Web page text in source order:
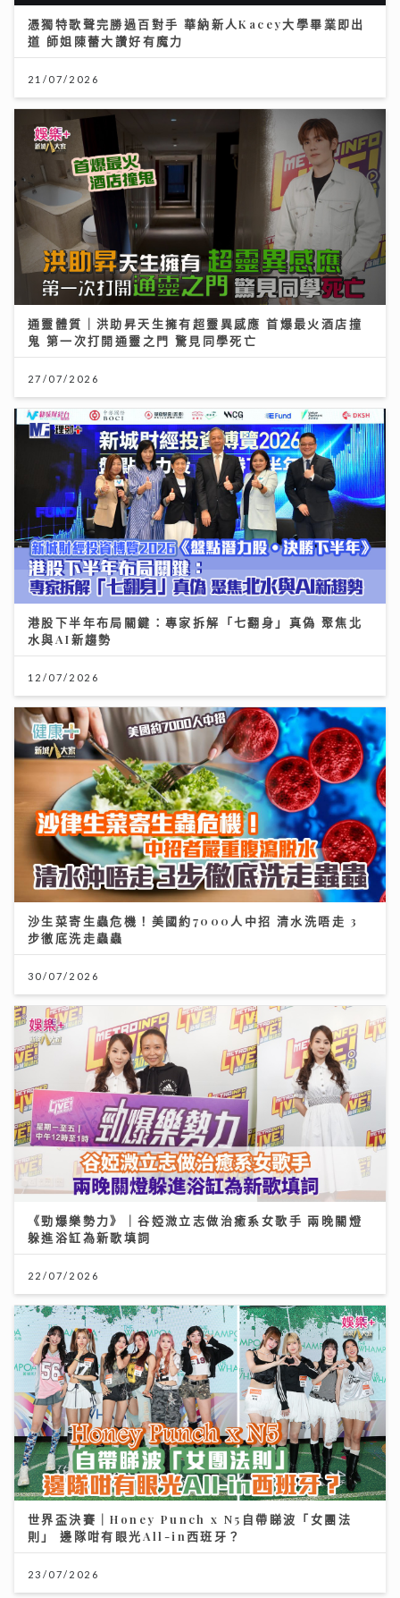
憑獨特歌聲完勝過百對手 華納新人Kacey大學畢業即出
道 師姐陳蕾大讚好有魔力
21/07/2026
通靈體質｜洪助昇天生擁有超靈異感應 首爆最火酒店撞
鬼 第一次打開通靈之門 驚見同學死亡
27/07/2026
港股下半年布局關鍵：專家拆解「七翻身」真偽 聚焦北
水與AI新趨勢
12/07/2026
沙生菜寄生蟲危機！美國約7000人中招 清水洗唔走 3
步徹底洗走蟲蟲
30/07/2026
《勁爆樂勢力》｜谷婭溦立志做治癒系女歌手 兩晚關燈
躲進浴缸為新歌填詞
22/07/2026
世界盃決賽｜Honey Punch x N5自帶睇波「女團法
則」 邊隊咁有眼光All-in西班牙？
23/07/2026